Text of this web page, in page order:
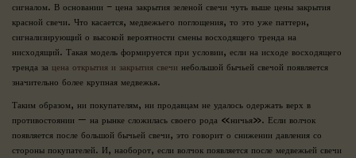
сигналом. В основании – цена закрытия зеленой свечи чуть выше цены закрытия
красной свечи. Что касается, медвежьего поглощения, то это уже паттерн,
сигнализирующий о высокой вероятности смены восходящего тренда на
нисходящий. Такая модель формируется при условии, если на исходе восходящего
тренда за цена открытия и закрытия свечи небольшой бычьей свечой появляется
значительно более крупная медвежья.
Таким образом, ни покупателям, ни продавцам не удалось одержать верх в
противостоянии — на рынке сложилась своего рода «ничья». Если волчок
появляется после большой бычьей свечи, это говорит о снижении давления со
стороны покупателей. И, наоборот, если волчок появляется после медвежьей свечи